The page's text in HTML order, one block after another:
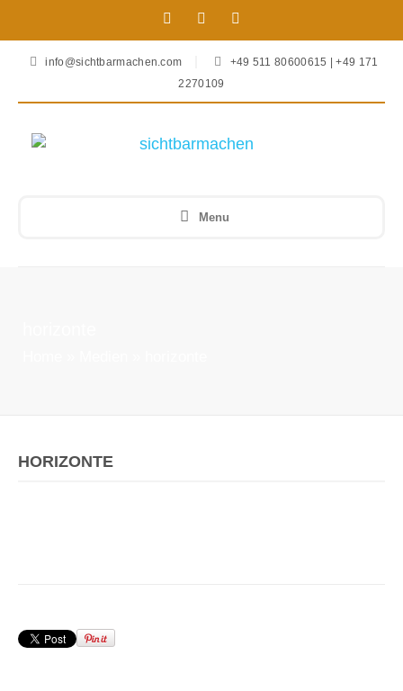
info@sichtbarmachen.com
+49 511 80600615 | +49 171
2270109
Menu
HORIZONTE